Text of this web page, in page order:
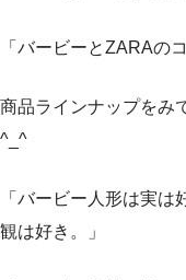
「バービーとZARAの
商品ラインナップをみ
^_^
「バービー人形は実
観は好き。」